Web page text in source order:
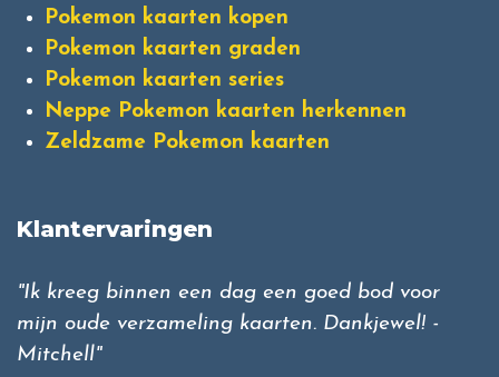
Pokemon kaarten kopen
Pokemon kaarten graden
Pokemon kaarten series
Neppe Pokemon kaarten herkennen
Zeldzame Pokemon kaarten
Klantervaringen
"Ik kreeg binnen een dag een goed bod voor
mijn oude verzameling kaarten. Dankjewel! -
Mitchell"